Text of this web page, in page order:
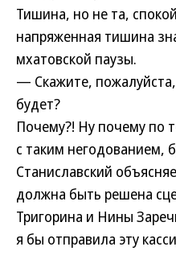
Тишина, но не та,
напряженная тишина
мхатовской паузы.
— Скажите,
будет?
Почему?! Ну почему по
с таким негодованием,
Станиславский
должна быть решена
Тригорина и Нины
я бы отправила эту